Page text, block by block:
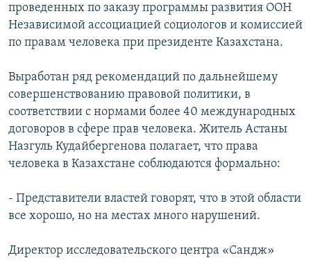
проведенных по заказу программы развития ООН
Независимой ассоциацией социологов и комиссией
по правам человека при президенте Казахстана.
Выработан ряд рекомендаций по дальнейшему
совершенствованию правовой политики, в
соответствии с нормами более 40 международных
договоров в сфере прав человека. Житель Астаны
Назгуль Кудайбергенова полагает, что права
человека в Казахстане соблюдаются формально:
- Представители властей говорят, что в этой области
все хорошо, но на местах много нарушений.
Директор исследовательского центра «Сандж»